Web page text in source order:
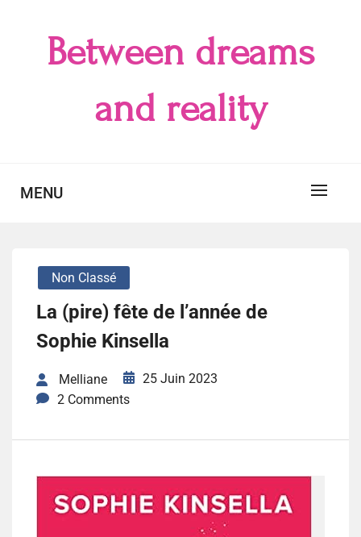
Between dreams
and reality
MENU
Non Classé
La (pire) fête de l’année de
Sophie Kinsella
Melliane
25 Juin 2023
2 Comments